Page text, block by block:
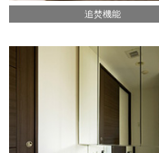
追焚機能